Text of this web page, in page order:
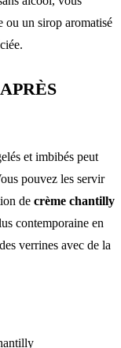
ou un sirop aromatisé
et imbibés peut
pouvez les servir
de crème chantilly
contemporaine en
verrines avec de la